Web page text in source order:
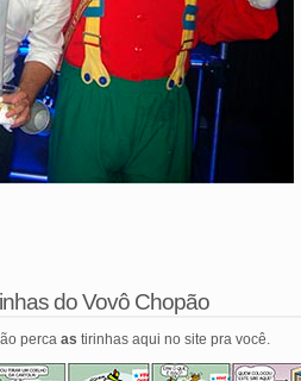
do Vovô Chopão
perca as tirinhas aqui no site pra você.